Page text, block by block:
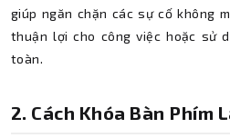
giúp ngăn chặn các sự cố không
thuận lợi cho công việc hoặc sử
toàn.
2. Cách Khóa Bàn Phím